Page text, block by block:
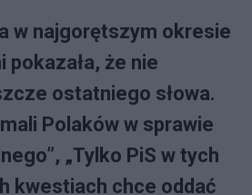
w najgorętszym okresie
pokazała, że nie
ostatniego słowa.
Polaków w sprawie
„Tylko PiS w tych
kwestiach chce oddać